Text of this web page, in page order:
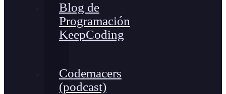
Blog de
Programación
KeepCoding
Codemacers
(podcast)